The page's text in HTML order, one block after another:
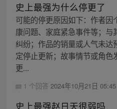
史上最强为什么停更了
可能的停更原因如下：作者
康问题、家庭紧急事件等；与
纠纷；作品的销量或人气未
定停止更新；故事情节或角色
更...
1 个回答 2024年10月21日 05:45
史上最强赵日天很弱吗